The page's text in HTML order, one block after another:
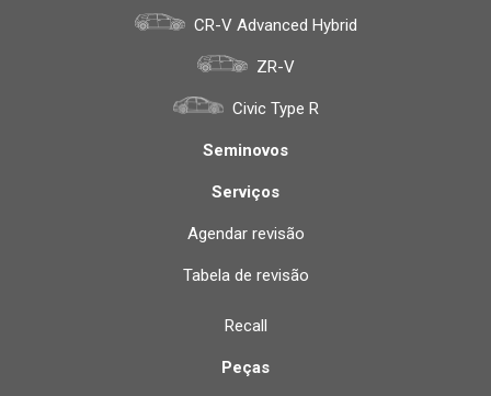
CR-V Advanced Hybrid
ZR-V
Civic Type R
Seminovos
Serviços
Agendar revisão
Tabela de revisão
Recall
Peças